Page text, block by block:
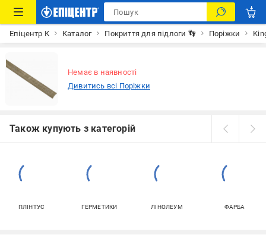
Епіцентр К Каталог Покриття для підлоги 👣 Поріжки
Немає в наявності
Дивитись всі Поріжки
Також купують з категорій
ПЛІНТУС ГЕРМЕТИКИ ЛІНОЛЕУМ ФАРБА